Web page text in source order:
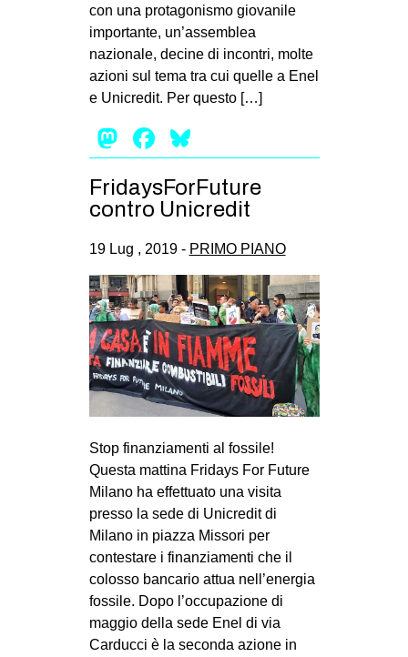
con una protagonismo giovanile
importante, un’assemblea
nazionale, decine di incontri, molte
azioni sul tema tra cui quelle a Enel
e Unicredit. Per questo […]
Mastodon
Facebook
FridaysForFuture
contro Unicredit
19 Lug , 2019 - PRIMO PIANO
Stop finanziamenti al fossile!
Questa mattina Fridays For Future
Milano ha effettuato una visita
presso la sede di Unicredit di
Milano in piazza Missori per
contestare i finanziamenti che il
colosso bancario attua nell’energia
fossile. Dopo l’occupazione di
maggio della sede Enel di via
Carducci è la seconda azione in